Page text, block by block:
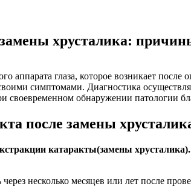
хрусталика:
аппарата глаза, которое возникает
симптомами. Диагностика
своевременном обнаружении патологии
после замены
катаракты(замены хрусталика).
несколько месяцев или лет после